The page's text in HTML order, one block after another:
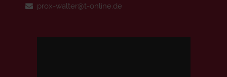
prox-walter@t-online.de